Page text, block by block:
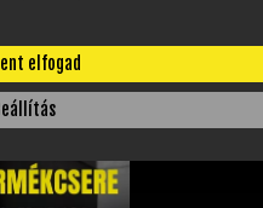
elfogad